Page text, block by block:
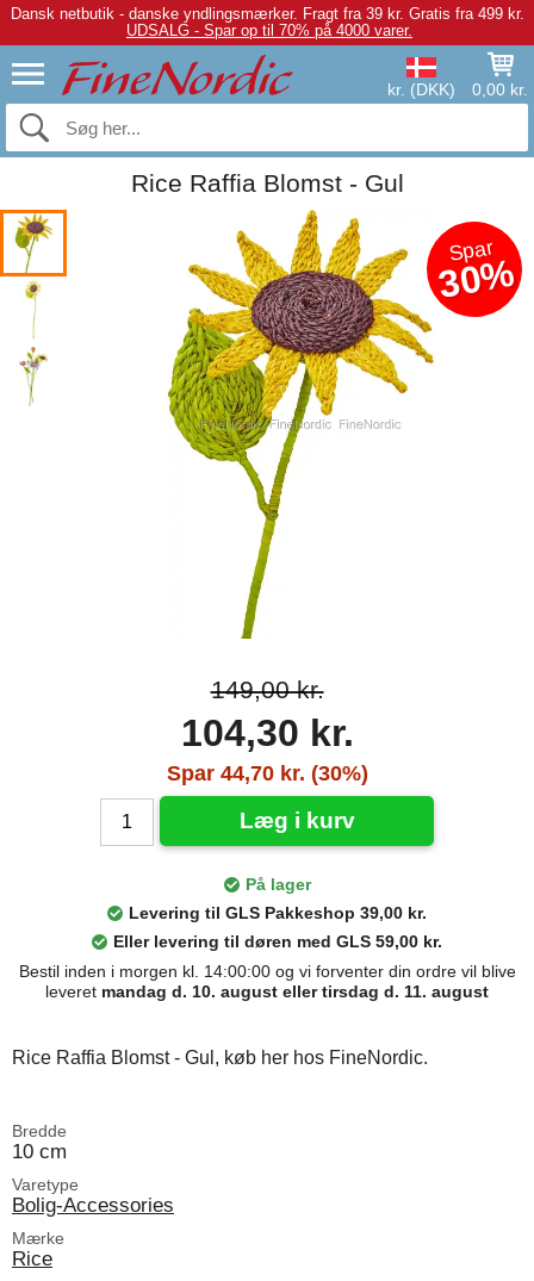
Dansk netbutik - danske yndlingsmærker. Fragt fra 39 kr. Gratis fra 499 kr.
UDSALG - Spar op til 70% på 4000 varer.
kr. (DKK) 0,00 kr.
Rice Raffia Blomst - Gul
Spar
30%
149,00 kr.
104,30 kr.
Spar 44,70 kr. (30%)
Læg i kurv
På lager
Levering til GLS Pakkeshop 39,00 kr.
Eller levering til døren med GLS 59,00 kr.
Bestil inden i morgen kl. 14:00:00 og vi forventer din ordre vil blive
leveret mandag d. 10. august eller tirsdag d. 11. august
Rice Raffia Blomst - Gul, køb her hos FineNordic.
Bredde
10 cm
Varetype
Bolig-Accessories
Mærke
Rice